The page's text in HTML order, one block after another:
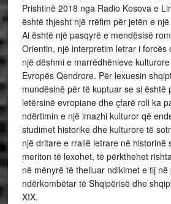
Prishtinë 2018 nga Radio Kosova e
është thjesht një rrëfim për jetën e
Ai është një pasqyrë e mendësisë
Orientin, një interpretim letrar i forcës
një dëshmi e marrëdhënieve
Evropës Qendrore. Për lexuesin
mundësinë për të kuptuar se si është
letërsinë evropiane dhe çfarë roli ka
ndërtimin e një imazhi kulturor që
studimet historike dhe kulturore të
një dritare e rrallë letrare në historinë
meriton të lexohet, të përkthehet
në mënyrë të thelluar ndikimet e tij në
ndërkombëtar të Shqipërisë dhe
XIX.